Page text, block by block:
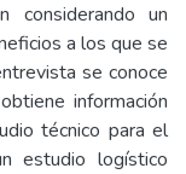
considerando un
a los que se
se conoce
información
técnico para el
estudio logístico